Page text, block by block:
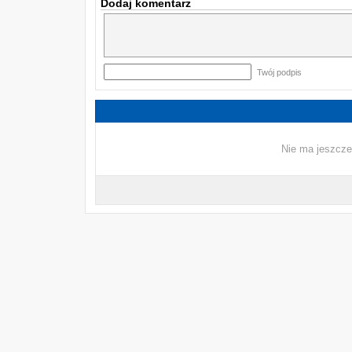
Dodaj komentarz
Twój podpis
Nie ma